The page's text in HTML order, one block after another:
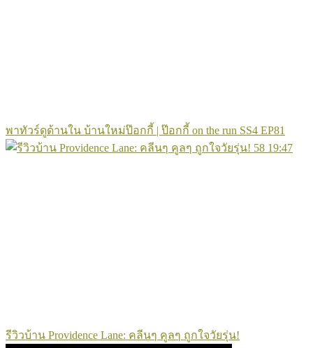
พาทัวร์ดูด้านใน บ้านใหม่ป๊อกกี้ | ป๊อกกี้ on the run SS4 EP81
58 19:47
รีวิวบ้าน Providence Lane: คลีนๆ คูลๆ ถูกใจวัยรุ่น!